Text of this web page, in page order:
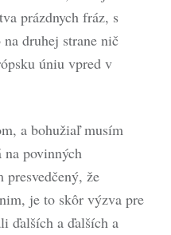
prázdnych fráz, s
druhej strane nič
úniu vpred v
a bohužiaľ musím
na povinných
presvedčený, že
je to skôr výzva pre
ďalších a ďalších a